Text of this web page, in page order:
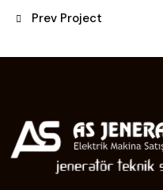
Prev Project